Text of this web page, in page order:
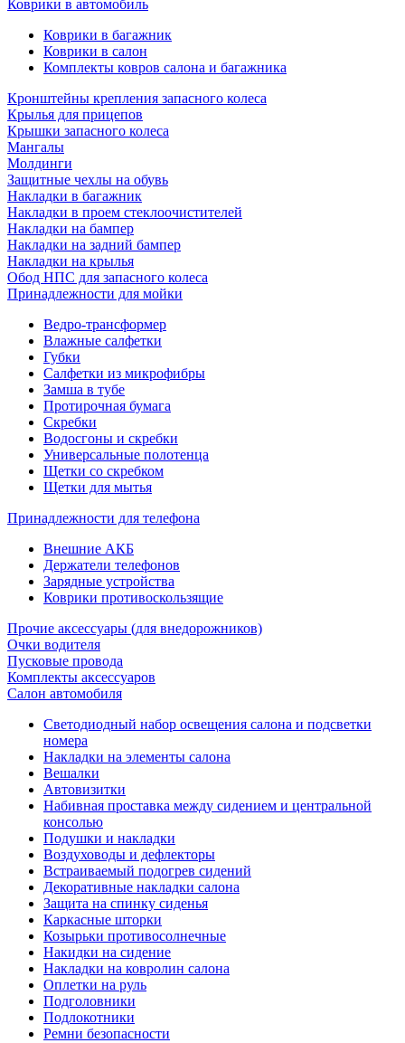
Коврики в автомобиль
Коврики в багажник
Коврики в салон
Комплекты ковров салона и багажника
Кронштейны крепления запасного колеса
Крылья для прицепов
Крышки запасного колеса
Мангалы
Молдинги
Защитные чехлы на обувь
Накладки в багажник
Накладки в проем стеклоочистителей
Накладки на бампер
Накладки на задний бампер
Накладки на крылья
Обод НПС для запасного колеса
Принадлежности для мойки
Ведро-трансформер
Влажные салфетки
Губки
Салфетки из микрофибры
Замша в тубе
Протирочная бумага
Скребки
Водосгоны и скребки
Универсальные полотенца
Щетки со скребком
Щетки для мытья
Принадлежности для телефона
Внешние АКБ
Держатели телефонов
Зарядные устройства
Коврики противоскользящие
Прочие аксессуары (для внедорожников)
Очки водителя
Пусковые провода
Комплекты аксессуаров
Салон автомобиля
Светодиодный набор освещения салона и подсветки
номера
Накладки на элементы салона
Вешалки
Автовизитки
Набивная проставка между сидением и центральной
консолью
Подушки и накладки
Воздуховоды и дефлекторы
Встраиваемый подогрев сидений
Декоративные накладки салона
Защита на спинку сиденья
Каркасные шторки
Козырьки противосолнечные
Накидки на сидение
Накладки на ковролин салона
Оплетки на руль
Подголовники
Подлокотники
Ремни безопасности